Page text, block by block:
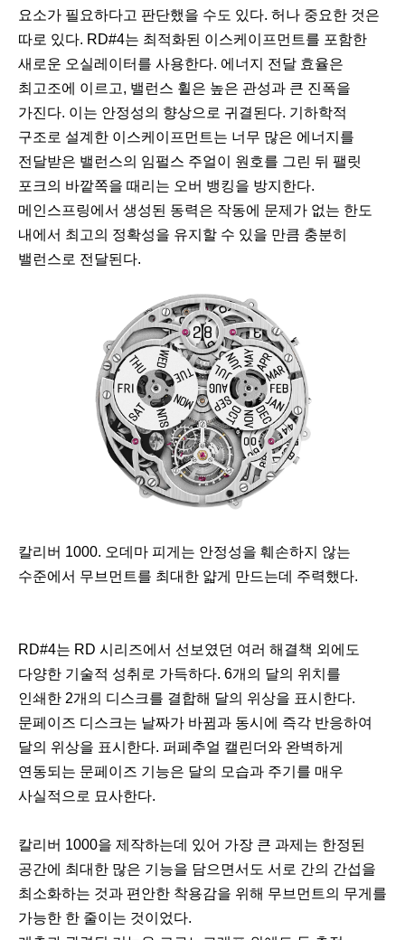
요소가 필요하다고 판단했을 수도 있다. 허나 중요한 것은
따로 있다. RD#4는 최적화된 이스케이프먼트를 포함한
새로운 오실레이터를 사용한다. 에너지 전달 효율은
최고조에 이르고, 밸런스 휠은 높은 관성과 큰 진폭을
가진다. 이는 안정성의 향상으로 귀결된다. 기하학적
구조로 설계한 이스케이프먼트는 너무 많은 에너지를
전달받은 밸런스의 임펄스 주얼이 원호를 그린 뒤 팰릿
포크의 바깥쪽을 때리는 오버 뱅킹을 방지한다.
메인스프링에서 생성된 동력은 작동에 문제가 없는 한도
내에서 최고의 정확성을 유지할 수 있을 만큼 충분히
밸런스로 전달된다.
칼리버 1000. 오데마 피게는 안정성을 훼손하지 않는
수준에서 무브먼트를 최대한 얇게 만드는데 주력했다.
RD#4는 RD 시리즈에서 선보였던 여러 해결책 외에도
다양한 기술적 성취로 가득하다. 6개의 달의 위치를
인쇄한 2개의 디스크를 결합해 달의 위상을 표시한다.
문페이즈 디스크는 날짜가 바뀜과 동시에 즉각 반응하여
달의 위상을 표시한다. 퍼페추얼 캘린더와 완벽하게
연동되는 문페이즈 기능은 달의 모습과 주기를 매우
사실적으로 묘사한다.
칼리버 1000을 제작하는데 있어 가장 큰 과제는 한정된
공간에 최대한 많은 기능을 담으면서도 서로 간의 간섭을
최소화하는 것과 편안한 착용감을 위해 무브먼트의 무게를
가능한 한 줄이는 것이었다.